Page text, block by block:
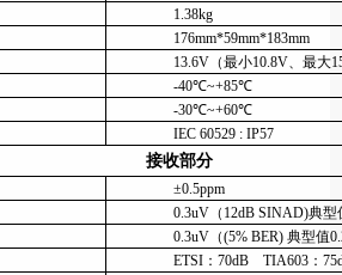
1.38kg
176mm*59mm*183mm
13.6V（最小10.8V、最大
-40℃~+85℃
-30℃~+60℃
IEC 60529 : IP57
接收部分
±0.5ppm
0.3uV（12dB SINAD)典
0.3uV（(5% BER) 典型值
ETSI：70dB TIA603：